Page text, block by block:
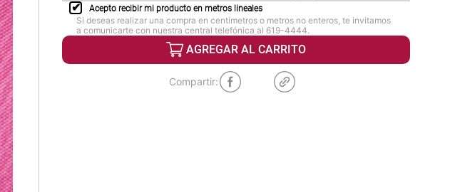
Acepto recibir mi producto en metros lineales
Si deseas realizar una compra en centímetros o metros no enteros, te invitamos
a comunicarte con nuestra central telefónica al 619-4444.
AGREGAR AL CARRITO